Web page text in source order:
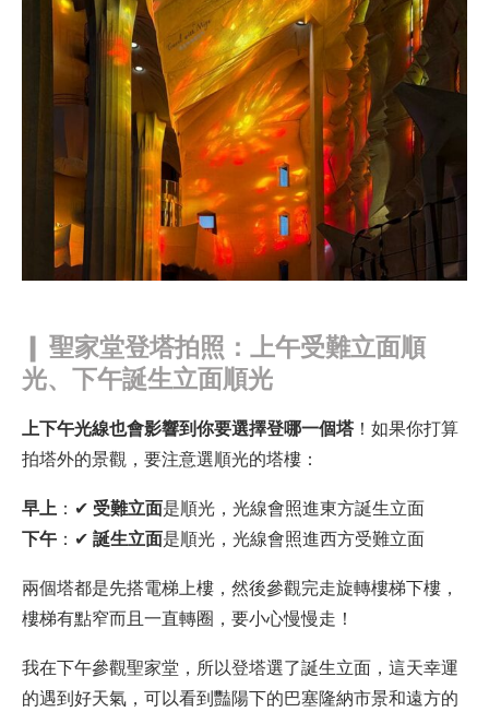
❙ 聖家堂登塔拍照：上午受難立面順
光、下午誕生立面順光
上下午光線也會影響到你要選擇登哪一個塔！如果你打算
拍塔外的景觀，要注意選順光的塔樓：
早上 ：✔ 受難立面是順光，光線會照進東方誕生立面
下午 ：✔ 誕生立面是順光，光線會照進西方受難立面
兩個塔都是先搭電梯上樓，然後參觀完走旋轉樓梯下樓，
樓梯有點窄而且一直轉圈，要小心慢慢走！
我在下午參觀聖家堂，所以登塔選了誕生立面，這天幸運
的遇到好天氣，可以看到豔陽下的巴塞隆納市景和遠方的